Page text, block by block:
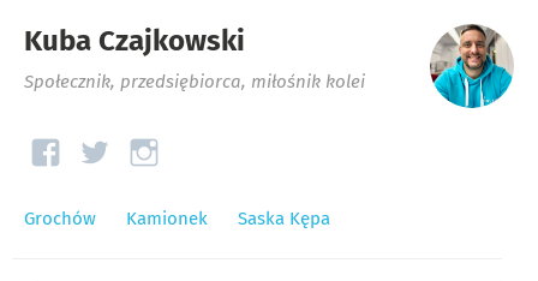
Kuba Czajkowski
Społecznik, przedsiębiorca, miłośnik kolei
Grochów Kamionek Saska Kępa